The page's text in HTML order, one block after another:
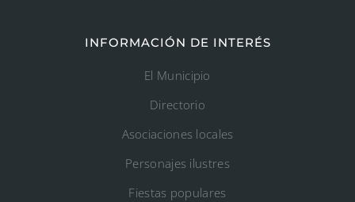
INFORMACIÓN DE INTERÉS
El Municipio
Directorio
Asociaciones locales
Personajes ilustres
Fiestas populares